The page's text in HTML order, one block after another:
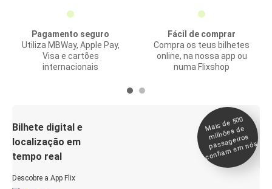
Pagamento seguro
Utiliza MBWay, Apple Pay,
Visa e cartões
internacionais
Fácil de comprar
Compra os teus bilhetes
online, na nossa app ou
numa Flixshop
Bilhete digital e
localização em
tempo real
Descobre a App Flix
Mais de 500
milhões de
passageiros
confia
m e
m nós